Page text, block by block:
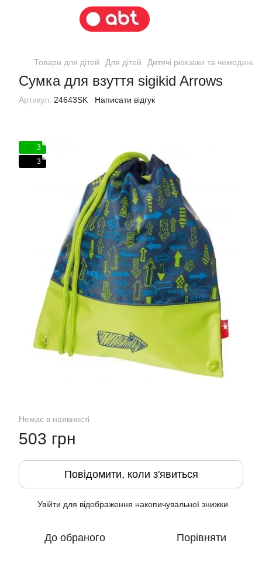
Товари для дітей Для дітей Дитячі рюкзаки та чемодани
Сумка для взуття sigikid Arrows
Артикул: 24643SK Написати відгук
3
3
Немає в наявності
503 грн
Повідомити, коли з'явиться
Увійти для відображення накопичувальної знижки
До обраного Порівняти